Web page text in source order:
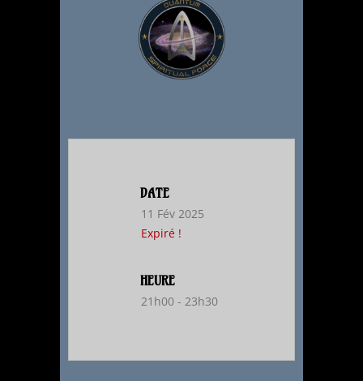
DATE
11 Fév 2025
Expiré !
HEURE
21h00 - 23h30